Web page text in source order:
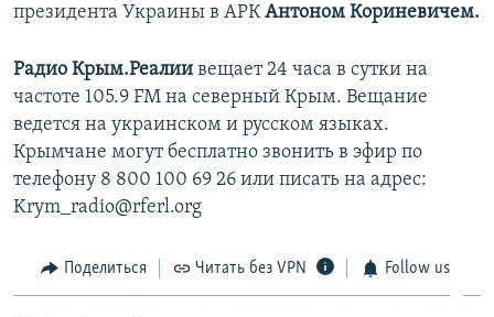
президента Украины в АРКАнтоном Кориневичем.
Радио Крым.Реалии вещает 24 часа в сутки на
частоте 105.9 FM на северный Крым. Вещание
ведется на украинском и русском языках.
Крымчане могут бесплатно звонить в эфир по
телефону 8 800 100 69 26 или писать на адрес:
Krym_radio@rferl.org
Поделиться Читать без VPN Follow us